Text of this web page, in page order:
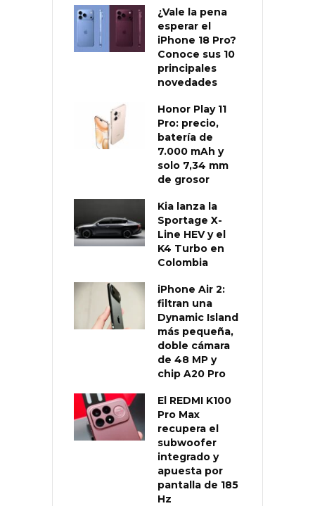
¿Vale la pena
esperar el
iPhone 18 Pro?
Conoce sus 10
principales
novedades
Honor Play 11
Pro: precio,
batería de
7.000 mAh y
solo 7,34 mm
de grosor
Kia lanza la
Sportage X-
Line HEV y el
K4 Turbo en
Colombia
iPhone Air 2:
filtran una
Dynamic Island
más pequeña,
doble cámara
de 48 MP y
chip A20 Pro
El REDMI K100
Pro Max
recupera el
subwoofer
integrado y
apuesta por
pantalla de 185
Hz